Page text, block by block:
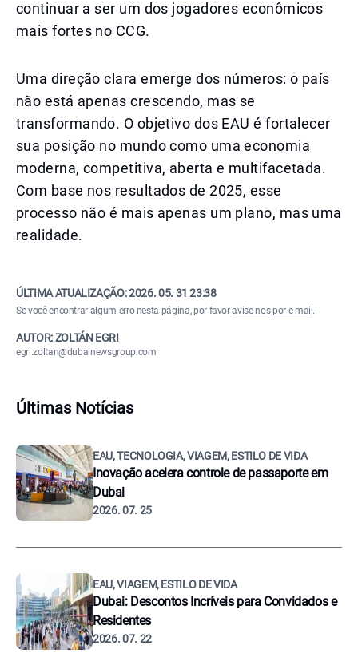
continuar a ser um dos jogadores econômicos
mais fortes no CCG.
Uma direção clara emerge dos números: o país
não está apenas crescendo, mas se
transformando. O objetivo dos EAU é fortalecer
sua posição no mundo como uma economia
moderna, competitiva, aberta e multifacetada.
Com base nos resultados de 2025, esse
processo não é mais apenas um plano, mas uma
realidade.
ÚLTIMA ATUALIZAÇÃO:2026. 05. 31 23:38
Se você encontrar algum erro nesta página, por favoravise-nos por e-mail .
AUTOR: ZOLTÁN EGRI
egri.zoltan@dubainewsgroup.com
Últimas Notícias
EAU, TECNOLOGIA, VIAGEM, ESTILO DE VIDA
Inovação acelera controle de passaporte em
Dubai
2026. 07. 25
EAU, VIAGEM, ESTILO DE VIDA
Dubai: Descontos Incríveis para Convidados e
Residentes
2026. 07. 22